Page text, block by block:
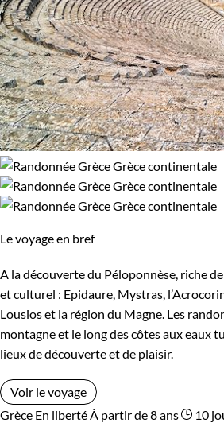
Le voyage en bref
A la découverte du Péloponnèse, riche
et culturel : Epidaure, Mystras,
Lousios et la région du Magne. Les
montagne et le long des côtes aux eaux
lieux de découverte et de plaisir.
Voir le voyage
Grèce En liberté À partir de 8 ans 10